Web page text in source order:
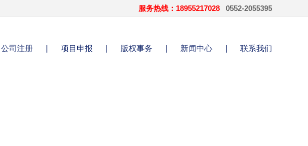
服务热线：18955217028 0552-2055395
公司注册 项目申报 版权事务 新闻中心 联系我们